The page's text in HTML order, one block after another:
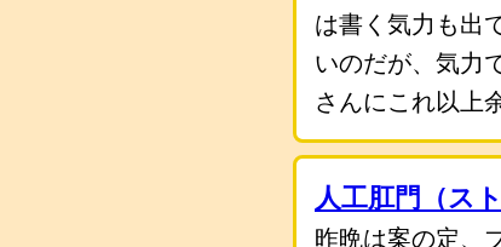
は書く気力も出
いのだが、気力
さんにこれ以上
人工肛門（ス
昨晩は案の定、